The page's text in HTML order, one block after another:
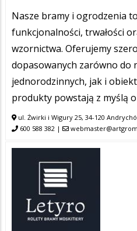
Nasze bramy i ogrodzenia
funkcjonalności, trwałości
wzornictwa. Oferujemy
dopasowanych zarówno do
jednorodzinnych, jak i
produkty powstają z myślą
ul. Żwirki i Wigury 25, 34-120
600 588 382 |